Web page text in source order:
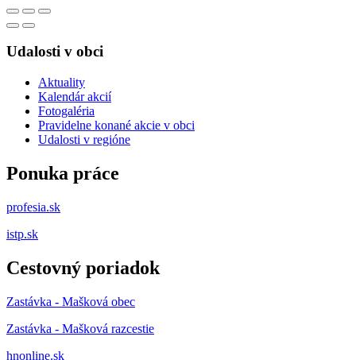
Udalosti v obci
Aktuality
Kalendár akcií
Fotogaléria
Pravidelne konané akcie v obci
Udalosti v regióne
Ponuka práce
profesia.sk
istp.sk
Cestovný poriadok
Zastávka - Mašková obec
Zastávka - Mašková razcestie
hnonline.sk